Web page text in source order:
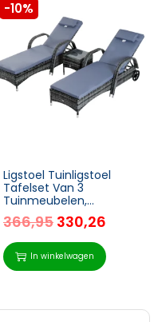
-10%
Ligstoel Tuinligstoel
Tafelset Van 3
Tuinmeubelen,
Polyrattan + Metaalgrijs
366,95 330,26
In winkelwagen